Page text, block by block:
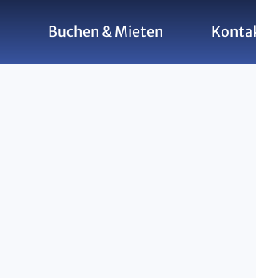
Buchen & Mieten